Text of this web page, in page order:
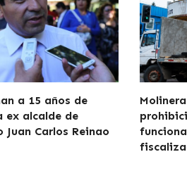
a 15 años de
ex alcalde de
Juan Carlos Reinao